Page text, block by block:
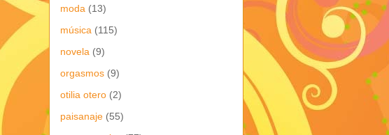
moda (13)
música (115)
novela (9)
orgasmos (9)
otilia otero (2)
paisanaje (55)